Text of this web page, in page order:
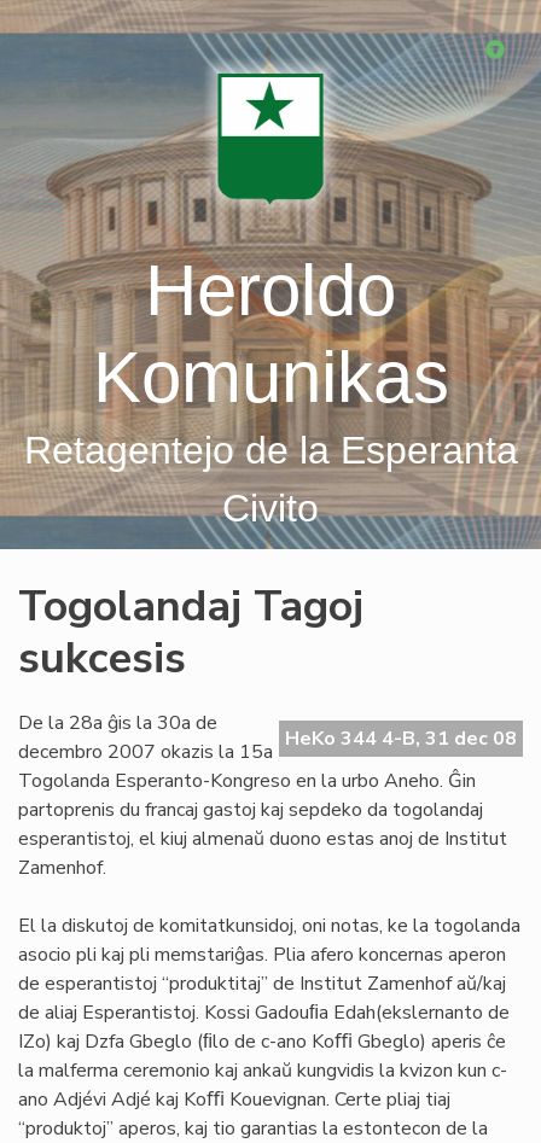
Skip
Heroldo
Komunikas
Retagentejo de la Esperanta
Civito
Togolandaj Tagoj
sukcesis
HeKo 344 4-B, 31 dec 08
De la 28a ĝis la 30a de
decembro 2007 okazis la 15a
Togolanda Esperanto-Kongreso en la urbo Aneho. Ĝin
partoprenis du francaj gastoj kaj sepdeko da togolandaj
esperantistoj, el kiuj almenaŭ duono estas anoj de Institut
Zamenhof.
El la diskutoj de komitatkunsidoj, oni notas, ke la togolanda
asocio pli kaj pli memstariĝas. Plia afero koncernas aperon
de esperantistoj “produktitaj” de Institut Zamenhof aŭ/kaj
de aliaj Esperantistoj. Kossi Gadouﬁa Edah(ekslernanto de
IZo) kaj Dzfa Gbeglo (ﬁlo de c-ano Koﬃ Gbeglo) aperis ĉe
la malferma ceremonio kaj ankaŭ kungvidis la kvizon kun c-
ano Adjévi Adjé kaj Koﬃ Kouevignan. Certe pliaj tiaj
“produktoj” aperos, kaj tio garantias la estontecon de la